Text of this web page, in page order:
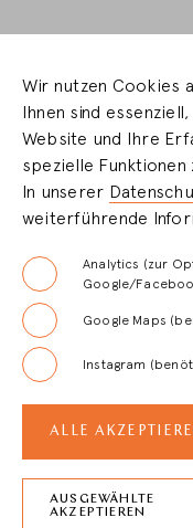
LOGIN
FAQ
ZURÜCK ZUM
Wir nutzen Cookies
Ihnen sind
Website und Ihre
spezielle Funktionen
In unserer
weiterführende
Analytics (zur
Google/
Google Maps
Instagram
ALLE
AUSGEWÄHLTE
AKZEPTIEREN